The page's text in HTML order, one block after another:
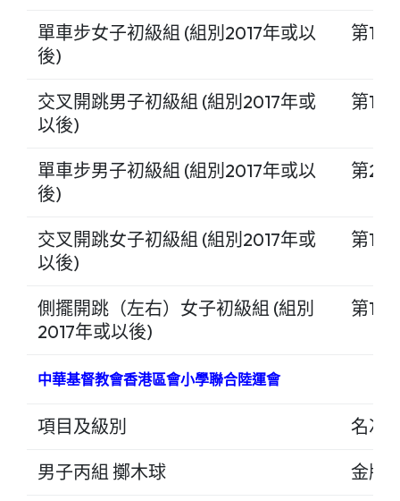
單車步女子初級組 (組別2017年或以
後)
第1名
交叉開跳男子初級組 (組別2017年或
以後)
第1名
單車步男子初級組 (組別2017年或以
後)
第2名
交叉開跳女子初級組 (組別2017年或
以後)
第1名
側擺開跳（左右）女子初級組 (組別
2017年或以後)
第1名
中華基督教會香港區會小學聯合陸運會
項目及級別 名次
男子丙組 擲木球 金牌